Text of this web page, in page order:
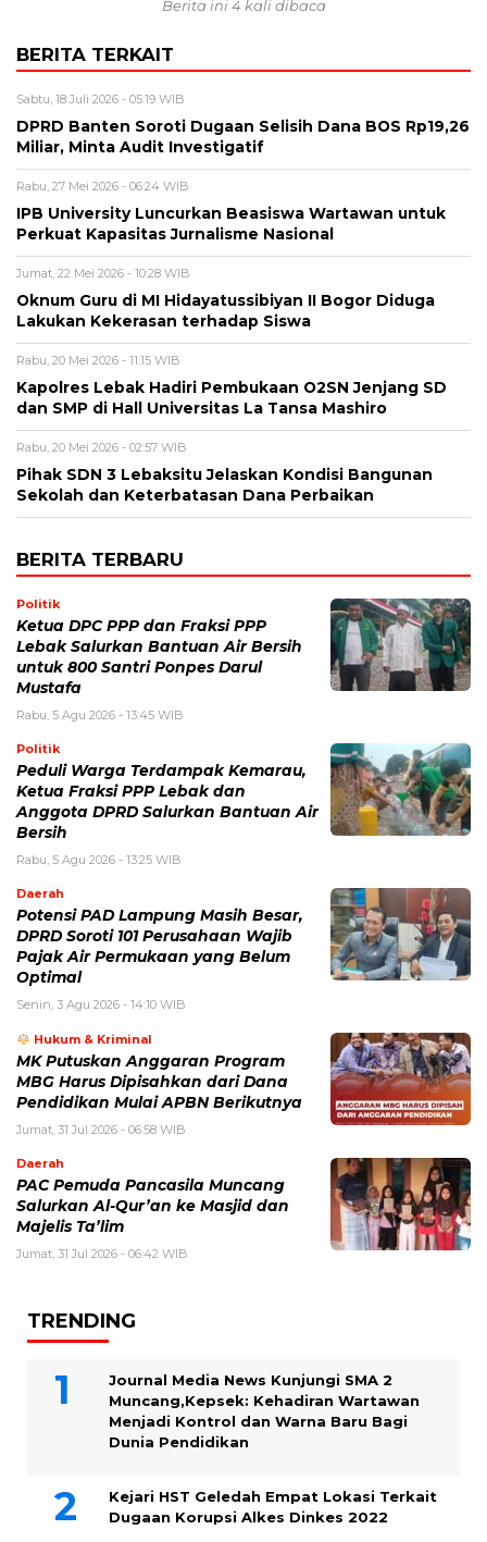
Berita ini 4 kali dibaca
BERITA TERKAIT
Sabtu, 18 Juli 2026 - 05:19 WIB
DPRD Banten Soroti Dugaan Selisih Dana BOS Rp19,26
Miliar, Minta Audit Investigatif
Rabu, 27 Mei 2026 - 06:24 WIB
IPB University Luncurkan Beasiswa Wartawan untuk
Perkuat Kapasitas Jurnalisme Nasional
Jumat, 22 Mei 2026 - 10:28 WIB
Oknum Guru di MI Hidayatussibiyan II Bogor Diduga
Lakukan Kekerasan terhadap Siswa
Rabu, 20 Mei 2026 - 11:15 WIB
Kapolres Lebak Hadiri Pembukaan O2SN Jenjang SD
dan SMP di Hall Universitas La Tansa Mashiro
Rabu, 20 Mei 2026 - 02:57 WIB
Pihak SDN 3 Lebaksitu Jelaskan Kondisi Bangunan
Sekolah dan Keterbatasan Dana Perbaikan
BERITA TERBARU
Politik
Ketua DPC PPP dan Fraksi PPP
Lebak Salurkan Bantuan Air Bersih
untuk 800 Santri Ponpes Darul
Mustafa
Rabu, 5 Agu 2026 - 13:45 WIB
Politik
Peduli Warga Terdampak Kemarau,
Ketua Fraksi PPP Lebak dan
Anggota DPRD Salurkan Bantuan Air
Bersih
Rabu, 5 Agu 2026 - 13:25 WIB
Daerah
Potensi PAD Lampung Masih Besar,
DPRD Soroti 101 Perusahaan Wajib
Pajak Air Permukaan yang Belum
Optimal
Senin, 3 Agu 2026 - 14:10 WIB
Hukum & Kriminal
MK Putuskan Anggaran Program
MBG Harus Dipisahkan dari Dana
Pendidikan Mulai APBN Berikutnya
Jumat, 31 Jul 2026 - 06:58 WIB
Daerah
PAC Pemuda Pancasila Muncang
Salurkan Al-Qur’an ke Masjid dan
Majelis Ta’lim
Jumat, 31 Jul 2026 - 06:42 WIB
TRENDING
Journal Media News Kunjungi SMA 2
Muncang,Kepsek: Kehadiran Wartawan
Menjadi Kontrol dan Warna Baru Bagi
Dunia Pendidikan
Kejari HST Geledah Empat Lokasi Terkait
Dugaan Korupsi Alkes Dinkes 2022